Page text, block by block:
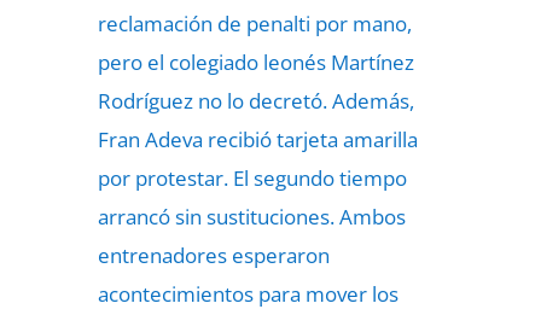
reclamación de penalti por mano,
pero el colegiado leonés Martínez
Rodríguez no lo decretó. Además,
Fran Adeva recibió tarjeta amarilla
por protestar. El segundo tiempo
arrancó sin sustituciones. Ambos
entrenadores esperaron
acontecimientos para mover los